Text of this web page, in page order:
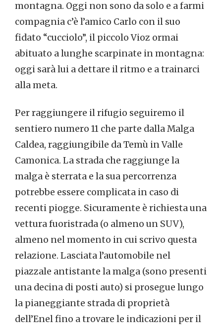
montagna. Oggi non sono da solo e a farmi
compagnia c’è l’amico Carlo con il suo
fidato “cucciolo”, il piccolo Vioz ormai
abituato a lunghe scarpinate in montagna:
oggi sarà lui a dettare il ritmo e a trainarci
alla meta.
Per raggiungere il rifugio seguiremo il
sentiero numero 11 che parte dalla Malga
Caldea, raggiungibile da Temù in Valle
Camonica. La strada che raggiunge la
malga è sterrata e la sua percorrenza
potrebbe essere complicata in caso di
recenti piogge. Sicuramente è richiesta una
vettura fuoristrada (o almeno un SUV),
almeno nel momento in cui scrivo questa
relazione. Lasciata l’automobile nel
piazzale antistante la malga (sono presenti
una decina di posti auto) si prosegue lungo
la pianeggiante strada di proprietà
dell’Enel fino a trovare le indicazioni per il